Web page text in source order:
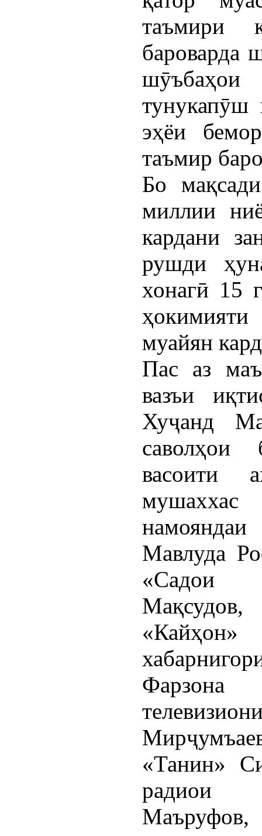
таъмири
бароварда
тунукапӯш
эҳёи
таъмир
Бо
миллии
кардани
рушди
хонагӣ 15
муайян
Пас аз
вазъи
Хуҷанд
саволҳои
васоити
Мавлуда
«Садои
Мақсудов,
Фарзона
«Танин»
радиои
Маъруфов,